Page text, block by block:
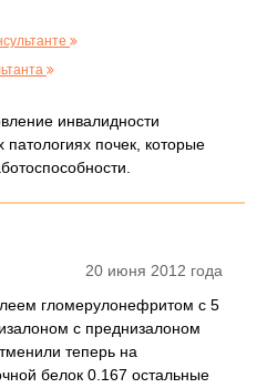
инвалидности
патологиях почек, которые
20 июня 2012 года
гломерулонефритом с 5
с преднизалоном
теперь на
белок 0.167 остальные